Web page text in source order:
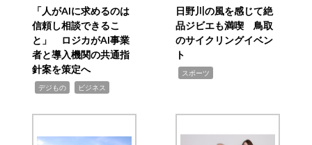
「人がAIに求めるのは
信頼し相談できるこ
と」 ロジカがAI事業
者と導入機関の共通指
針案を策定へ
デジもの ビジネス
日野川の風を感じて絶
品ジビエも満喫 鳥取
のサイクリングイベン
ト
スポーツ